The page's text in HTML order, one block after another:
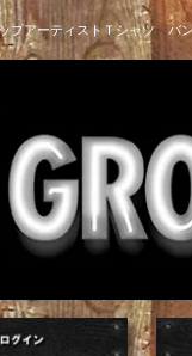
プアーティストＴシャツ バ